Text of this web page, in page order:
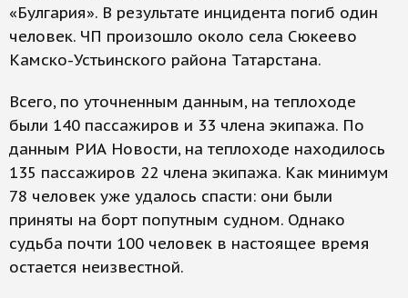
«Булгария». В результате инцидента погиб один
человек. ЧП произошло около села Сюкеево
Камско-Устьинского района Татарстана.
Всего, по уточненным данным, на теплоходе
были 140 пассажиров и 33 члена экипажа. По
данным РИА Новости, на теплоходе находилось
135 пассажиров 22 члена экипажа. Как минимум
78 человек уже удалось спасти: они были
приняты на борт попутным судном. Однако
судьба почти 100 человек в настоящее время
остается неизвестной.